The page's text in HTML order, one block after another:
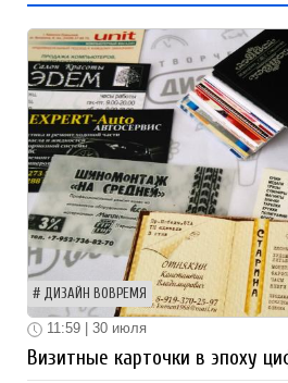
ДИЗАЙН ВОВРЕМЯ
11:59 | 30 июля
Визитные карточки в эпоху